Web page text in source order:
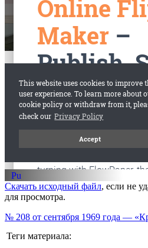
старые газеты
Скачать исходный файл, если не
для просмотра.
№ 208 от сентября 1969 года —
Теги материала: